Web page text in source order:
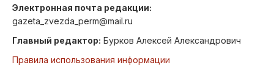
Электронная почта редакции:
gazeta_zvezda_perm@mail.ru
Главный редактор: Бурков Алексей Александрович
Правила использования информации